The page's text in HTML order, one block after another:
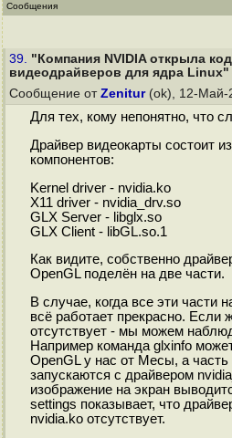
Сообщения
39. "Компания NVIDIA открыла код
видеодрайверов для ядра Linux"
Сообщение от Zenitur(ok), 12-Май-
Для тех, кому непонятно, что
Драйвер видеокарты состоит
компонентов:
Kernel driver - nvidia.ko
X11 driver - nvidia_drv.so
GLX Server - libglx.so
GLX Client - libGL.so.1
Как видите, собственно
OpenGL поделён на две части.
В случае, когда все эти части
всё работает прекрасно. Если
отсутствует - мы можем
Например команда glxinfo
OpenGL у нас от Месы, а
запускаются с драйвером
изображение на экран
settings показывает, что
nvidia.ko отсутствует.